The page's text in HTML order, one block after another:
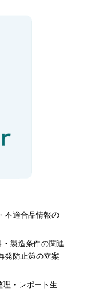
不適合品情報の
製造条件の関連
発防止策の立案
理・レポート生